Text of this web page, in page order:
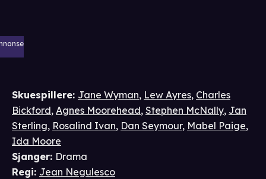
Skuespillere: Jane Wyman, Lew Ayres, Charles
Bickford, Agnes Moorehead, Stephen McNally, Jan
Sterling, Rosalind Ivan, Dan Seymour, Mabel Paige,
Ida Moore
Sjanger: Drama
Regi: Jean Negulesco